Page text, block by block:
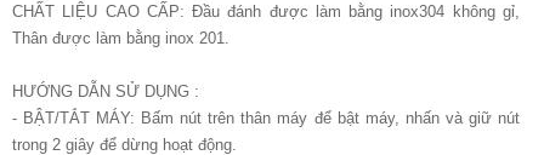
CHẤT LIỆU CAO CẤP: Đầu đánh được làm bằng inox304 không gỉ,
Thân được làm bằng inox 201.
HƯỚNG DẪN SỬ DỤNG :
- BẬT/TẮT MÁY: Bấm nút trên thân máy để bật máy, nhấn và giữ nút
trong 2 giây để dừng hoạt động.